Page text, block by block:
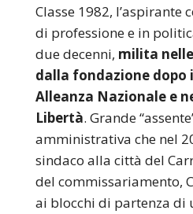
Classe 1982, l’aspirante
di professione e in
due decenni, milita
dalla fondazione dopo
Alleanza Nazionale e
Libertà. Grande
amministrativa che nel
sindaco alla città del
del commissariamento,
ai blocchi di partenza di